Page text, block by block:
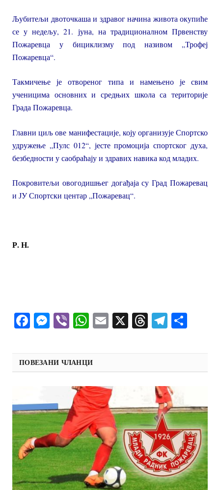
Љубитељи двоточкаша и здравог начина живота окупиће
се у недељу, 21. јуна, на традиционалном Првенству
Пожаревца у бициклизму под називом „Трофеј
Пожаревца“.
Такмичење је отвореног типа и намењено је свим
ученицима основних и средњих школа са територије
Града Пожаревца.
Главни циљ ове манифестације, коју организује Спортско
удружење „Пулс 012“, јесте промоција спортског духа,
безбедности у саобраћају и здравих навика код младих.
Покровитељи овогодишњег догађаја су Град Пожаревац
и ЈУ Спортски центар „Пожаревац“.
Р. Н.
Facebook
Messenger
ViberWhatsApp
Email
X Threads
ПОВЕЗАНИ ЧЛАНЦИ